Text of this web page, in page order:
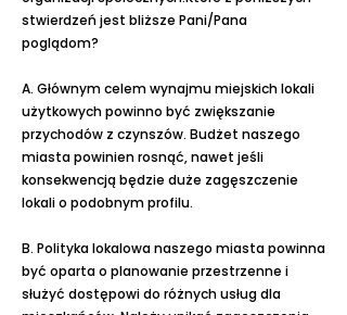
stwierdzeń jest bliższe Pani/Pana
poglądom?
A. Głównym celem wynajmu miejskich lokali
użytkowych powinno być zwiększanie
przychodów z czynszów. Budżet naszego
miasta powinien rosnąć, nawet jeśli
konsekwencją będzie duże zagęszczenie
lokali o podobnym profilu.
B. Polityka lokalowa naszego miasta powinna
być oparta o planowanie przestrzenne i
służyć dostępowi do różnych usług dla